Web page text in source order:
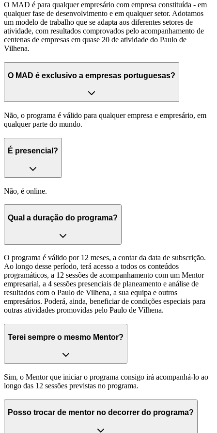
O MAD é para qualquer empresário com empresa constituída - em
qualquer fase de desenvolvimento e em qualquer setor. Adotamos
um modelo de trabalho que se adapta aos diferentes setores de
atividade, com resultados comprovados pelo acompanhamento de
centenas de empresas em quase 20 de atividade do Paulo de
Vilhena.
O MAD é exclusivo a empresas portuguesas?
Não, o programa é válido para qualquer empresa e empresário, em
qualquer parte do mundo.
É presencial?
Não, é online.
Qual a duração do programa?
O programa é válido por 12 meses, a contar da data de subscrição.
Ao longo desse período, terá acesso a todos os conteúdos
programáticos, a 12 sessões de acompanhamento com um Mentor
empresarial, a 4 sessões presenciais de planeamento e análise de
resultados com o Paulo de Vilhena, a sua equipa e outros
empresários. Poderá, ainda, beneficiar de condições especiais para
outras atividades promovidas pelo Paulo de Vilhena.
Terei sempre o mesmo Mentor?
Sim, o Mentor que iniciar o programa consigo irá acompanhá-lo ao
longo das 12 sessões previstas no programa.
Posso trocar de mentor no decorrer do programa?